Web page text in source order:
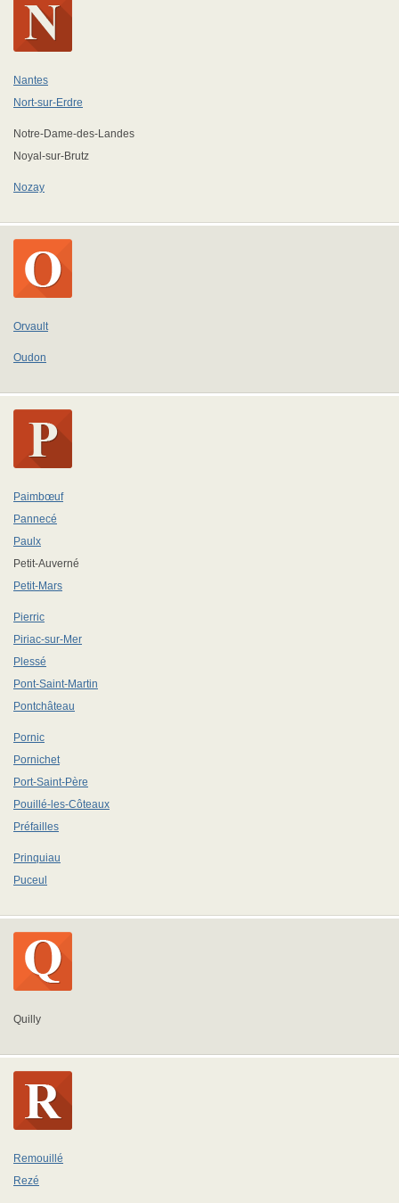
Nantes
Nort-sur-Erdre
Notre-Dame-des-Landes
Noyal-sur-Brutz
Nozay
Orvault
Oudon
Paimbœuf
Pannecé
Paulx
Petit-Auverné
Petit-Mars
Pierric
Piriac-sur-Mer
Plessé
Pont-Saint-Martin
Pontchâteau
Pornic
Pornichet
Port-Saint-Père
Pouillé-les-Côteaux
Préfailles
Prinquiau
Puceul
Quilly
Remouillé
Rezé